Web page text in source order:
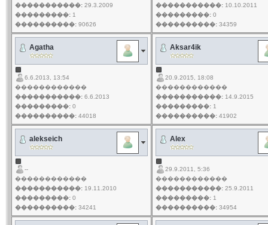
�����������:29.3.2009
���������:1
����������:90626
�����������:10.10.2011
���������:0
����������:34359
Agatha
6.6.2013, 13:54
������������
�����������:6.6.2013
���������:0
����������:44018
Aksar4ik
20.9.2015, 18:08
������������
�����������:14.9.2015
���������:1
����������:41902
alekseich
--
������������
�����������:19.11.2010
���������:0
����������:34241
Alex
29.9.2011, 5:36
������������
�����������:25.9.2011
���������:1
����������:34954